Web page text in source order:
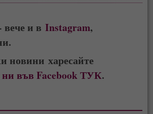
вече и вInstagram,
новини харесайте
ни във Facebook ТУК.